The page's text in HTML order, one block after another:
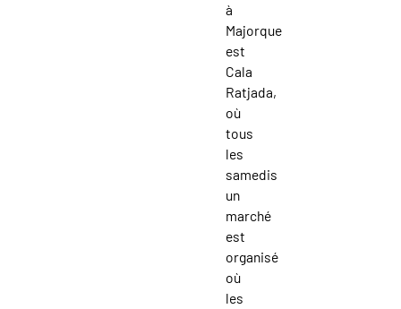
à
Majorque
est
Cala
Ratjada,
où
tous
les
samedis
un
marché
est
organisé
où
les